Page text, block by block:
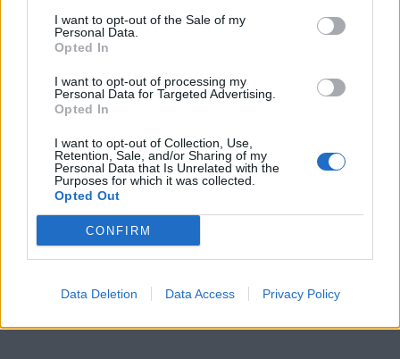
I want to opt-out of the Sale of my
Personal Data.
Opted In
I want to opt-out of processing my
Personal Data for Targeted Advertising.
Opted In
I want to opt-out of Collection, Use,
Retention, Sale, and/or Sharing of my
Personal Data that Is Unrelated with the
Purposes for which it was collected.
Opted Out
CONFIRM
Data Deletion Data Access Privacy Policy
skalman93
TOBBA242
128 254 visningar101 kommentarer